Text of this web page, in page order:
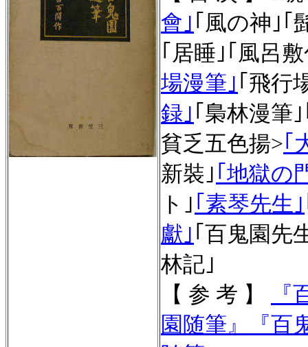
會｣ ｢風の神｣｢
｢居睡｣｢風呂
場漫筆｣ ｢飛行
録｣ ｢梟林漫筆
貧乏五色揚>｢
新裝｣ ｢地獄の
ト｣ ｢素琴先生｣
獻｣ ｢百鬼園先
林記｣
【 参 考 】
『
園随筆 』 『百